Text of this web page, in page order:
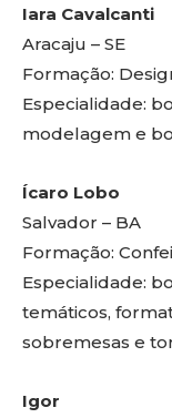
Iara Cavalcanti
Aracaju – SE
Formação:
Especialidade:
modelagem e
Ícaro Lobo
Salvador – BA
Formação:
Especialidade:
temáticos,
sobremesas e
Igor